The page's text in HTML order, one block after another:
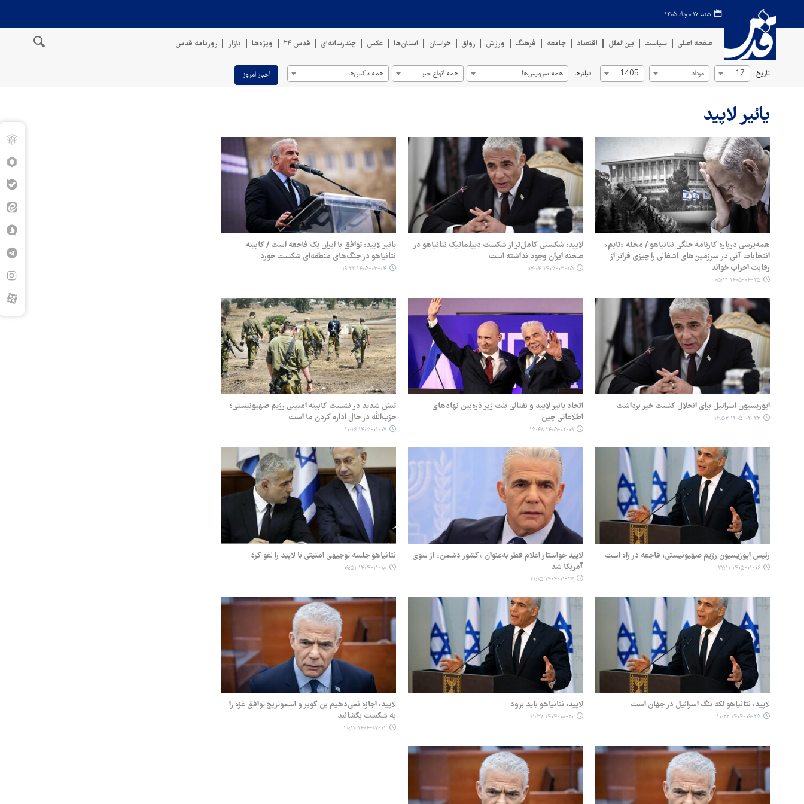
شنبه ۱۷ مرداد ۱۴۰۵
صفحه اصلی سیاست بین‌الملل اقتصاد جامعه فرهنگ ورزش رواق خراسان استان‌ها عکس چندرسانه‌ای قدس ۲۴ ویژه‌ها بازار روزنامه قدس
تاریخ 17 مرداد 1405 فیلترها همه سرویس‌ها همه انواع خبر همه باکس‌ها اخبار امروز
یائیر لاپید
همه‌پرسی درباره کارنامه جنگی نتانیاهو / مجله «تایم»
انتخابات آتی در سرزمین‌های اشغالی را چیزی فراتر از
رقابت احزاب خواند
۱۴۰۵-۰۴-۲۵ ۰۵:۲۱
لاپید: شکستی کامل‌تر از شکست دیپلماتیک نتانیاهو در
صحنه ایران وجود نداشته است
۱۴۰۵-۰۳-۲۵ ۱۷:۰۴
یائیر لاپید: توافق با ایران یک فاجعه است / کابینه
نتانیاهو در جنگ‌های منطقه‌ای شکست خورد
۱۴۰۵-۰۳-۰۴ ۱۹:۲۲
اپوزیسیون اسرائیل برای انحلال کنست خیز برداشت
۱۴۰۵-۰۲-۲۳ ۱۶:۵۳
اتحاد یائیر لاپید و نفتالی بنت زیر ذره‌بین نهادهای
اطلاعاتی چین
۱۴۰۵-۰۲-۰۹ ۱۵:۴۸
تنش شدید در نشست کابینه امنیتی رژیم صهیونیستی؛
حزب‌الله در حال اداره کردن ما است
۱۴۰۵-۰۱-۰۷ ۱۰:۱۶
رئیس اپوزیسیون رژیم صهیونیستی: فاجعه در راه است
۱۴۰۵-۰۱-۰۶ ۲۲:۱۱
لاپید خواستار اعلام قطر به‌عنوان «کشور دشمن» از سوی
آمریکا شد
۱۴۰۴-۱۱-۲۷ ۲۱:۰۵
نتانیاهو جلسه توجیهی امنیتی با لاپید را لغو کرد
۱۴۰۴-۱۱-۰۸ ۰۹:۵۱
لاپید: نتانیاهو لکه ننگ اسرائیل در جهان است
۱۴۰۴-۰۹-۲۵ ۱۰:۲۲
لاپید: نتانیاهو باید برود
۱۴۰۴-۰۸-۲۰ ۱۱:۳۷
لاپید: اجازه نمی‌دهیم بن گویر و اسموتریچ توافق غزه را
به شکست بکشانند
۱۴۰۴-۰۷-۱۲ ۲۰:۲۰